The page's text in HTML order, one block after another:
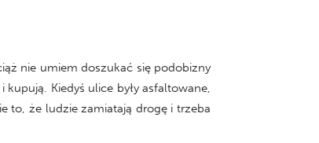
nie umiem doszukać się podobizny
Kiedyś ulice były asfaltowane,
to, że ludzie zamiatają drogę i trzeba